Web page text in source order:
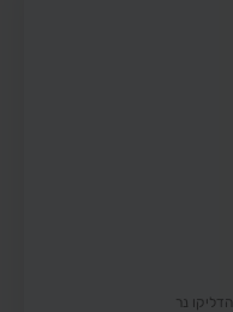
הדליקו נר